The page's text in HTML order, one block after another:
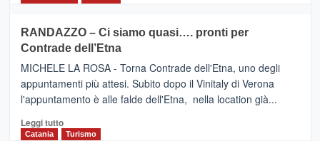
classifica
IL
NUOVO
SUMMER
CLUB
VIAGRANDE
(Ct)
–
Benanti
presenta
“Vino
&
Cultura
RANDAZZO – Ci siamo quasi…. pronti per
Contrade dell’Etna
MICHELE LA ROSA - Torna Contrade dell'Etna, uno degli
appuntamenti più attesi. Subito dopo il Vinitaly di Verona
l'appuntamento è alle falde dell'Etna, nella location già...
Leggi tuttoLeggi
di
Catania Turismo